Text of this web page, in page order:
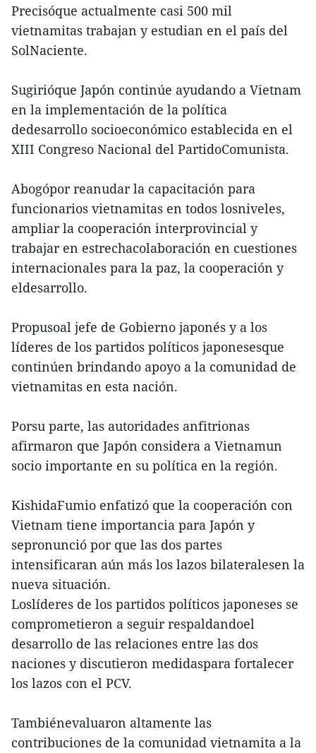
Precisóque actualmente casi 500 mil
vietnamitas trabajan y estudian en el país del
SolNaciente.
Sugirióque Japón continúe ayudando a Vietnam
en la implementación de la política
dedesarrollo socioeconómico establecida en el
XIII Congreso Nacional del PartidoComunista.
Abogópor reanudar la capacitación para
funcionarios vietnamitas en todos losniveles,
ampliar la cooperación interprovincial y
trabajar en estrechacolaboración en cuestiones
internacionales para la paz, la cooperación y
eldesarrollo.
Propusoal jefe de Gobierno japonés y a los
líderes de los partidos políticos japonesesque
continúen brindando apoyo a la comunidad de
vietnamitas en esta nación.
Porsu parte, las autoridades anfitrionas
afirmaron que Japón considera a Vietnamun
socio importante en su política en la región.
KishidaFumio enfatizó que la cooperación con
Vietnam tiene importancia para Japón y
sepronunció por que las dos partes
intensificaran aún más los lazos bilateralesen la
nueva situación.
Loslíderes de los partidos políticos japoneses se
comprometieron a seguir respaldandoel
desarrollo de las relaciones entre las dos
naciones y discutieron medidaspara fortalecer
los lazos con el PCV.
Tambiénevaluaron altamente las
contribuciones de la comunidad vietnamita a la